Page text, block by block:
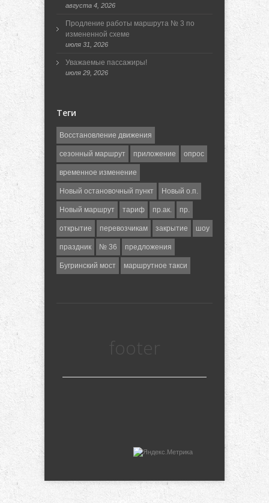
августа 4, 2026
Продление работы маршрута № 3 по
измененной схеме
июля 31, 2026
Уважаемые пассажиры!
июля 29, 2026
Теги
Восстановление движения
сезонный маршрут приложение опрос
временное изменение
Новый остановочный пункт Новый о.п.
Новый маршрут тариф пр.ак. пр.
открытие перевозчикам закрытие шоу
праздник № 36 предложения
Бугринский мост маршрутное такси
footer